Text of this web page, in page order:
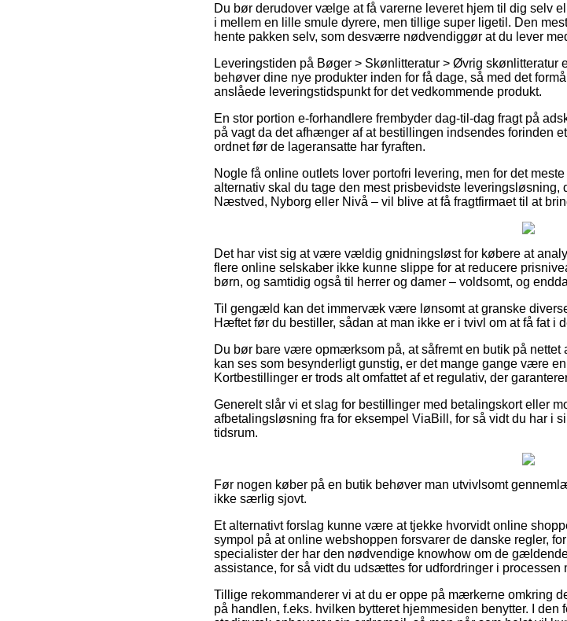
Du bør derudover vælge at få varerne leveret hjem til dig selv
i mellem en lille smule dyrere, men tillige super ligetil. Den
hente pakken selv, som desværre nødvendiggør at du lever
Leveringstiden på Bøger > Skønlitteratur > Øvrig skønlitteratur
behøver dine nye produkter inden for få dage, så med det
anslåede leveringstidspunkt for det vedkommende produkt.
En stor portion e-forhandlere frembyder dag-til-dag fragt på
på vagt da det afhænger af at bestillingen indsendes forinden
ordnet før de lageransatte har fyraften.
Nogle få online outlets lover portofri levering, men for det
alternativ skal du tage den mest prisbevidste
Næstved, Nyborg eller Nivå – vil blive at få fragtfirmaet til at
Det har vist sig at være vældig gnidningsløst for købere at
flere online selskaber ikke kunne slippe for at reducere
børn, og samtidig også til herrer og damer – voldsomt, og
Til gengæld kan det immervæk være lønsomt at granske
Hæftet før du bestiller, sådan at man ikke er i tvivl om at få fat i
Du bør bare være opmærksom på, at såfremt en butik på
kan ses som besynderligt gunstig, er det mange gange være
Kortbestillinger er trods alt omfattet af et regulativ, der
Generelt slår vi et slag for bestillinger med betalingskort eller
afbetalingsløsning fra for eksempel ViaBill, for så vidt du har i
tidsrum.
Før nogen køber på en butik behøver man utvivlsomt
ikke særlig sjovt.
Et alternativt forslag kunne være at tjekke hvorvidt online
sympol på at online webshoppen forsvarer de danske regler,
specialister der har den nødvendige knowhow om de
assistance, for så vidt du udsættes for udfordringer i processen
Tillige rekommanderer vi at du er oppe på mærkerne omkring
på handlen, f.eks. hvilken bytteret hjemmesiden benytter. I